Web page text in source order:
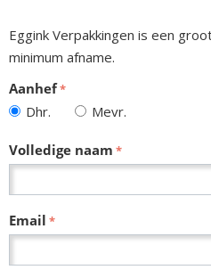
Eggink Verpakkingen is een
minimum afname.
Aanhef
Dhr.
Mevr.
Volledige naam
Email